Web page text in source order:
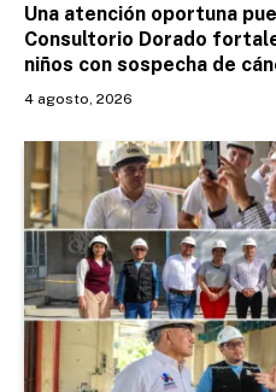
Una atención oportuna
Consultorio Dorado
niños con sospecha de
4 agosto, 2026